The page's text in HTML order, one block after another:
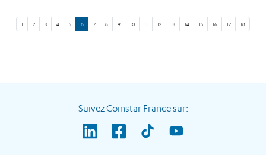
1 2 3 4 5 6 7 8 9 10 11 12 13 14 15 16 17 18
Suivez Coinstar France sur: